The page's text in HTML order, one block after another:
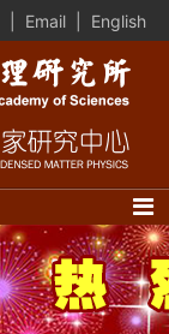
Email English